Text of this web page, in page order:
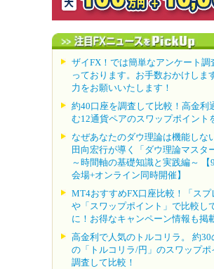
ザイFX！では簡単なアンケート調
っております。お手数おかけしま
力をお願いいたします！
約40口座を調査して比較！高金利
む12通貨ペアのスワップポイント
なぜあなたのダウ理論は機能しな
田向宏行が導く「ダウ理論マスタ
～時間軸の基礎知識と実践編～ 【
会場+オンライン同時開催】
MT4おすすめFX口座比較！「スプ
や「スワップポイント」で比較し
に！お得なキャンペーン情報も掲
高金利で人気のトルコリラ。 約30
の「トルコリラ/円」のスワップポ
調査して比較！